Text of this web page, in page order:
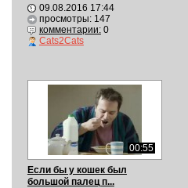
09.08.2016 17:44
просмотры: 147
комментарии:0
Cats2Cats
00:55
Если бы у кошек был
большой палец п...